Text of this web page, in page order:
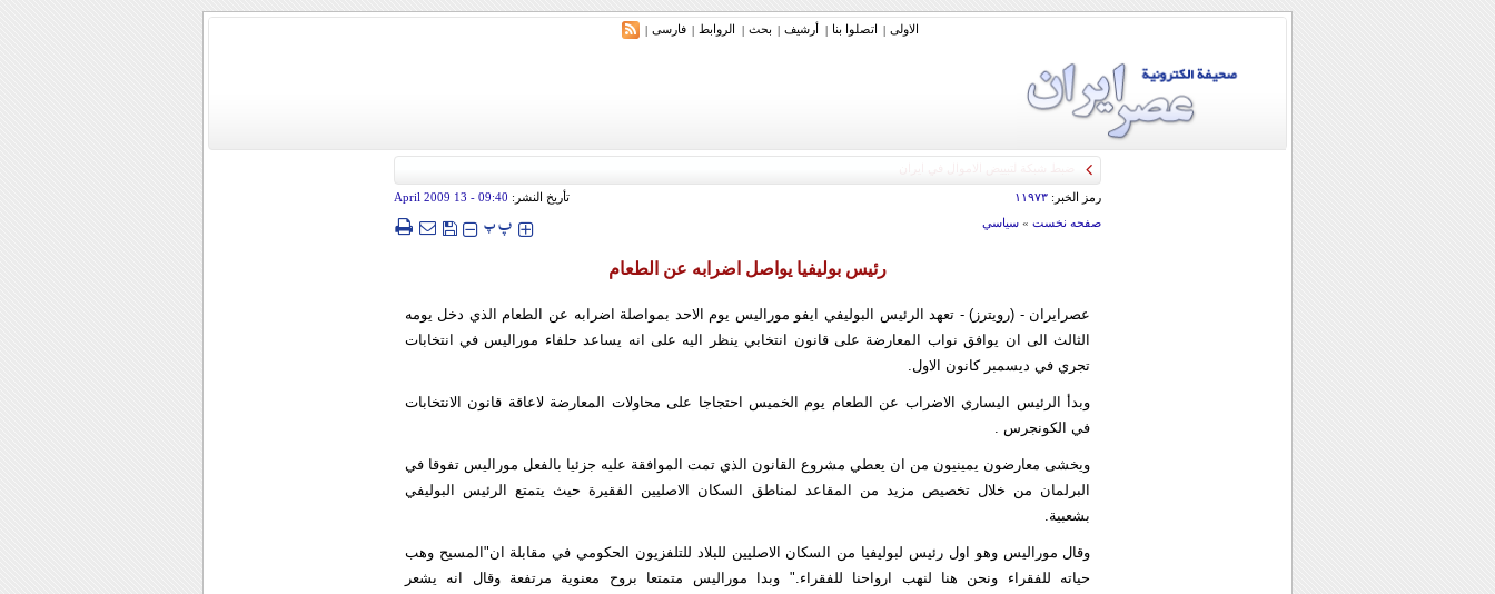
الاولی | اتصلوا بنا | أرشیف | بحث | الروابط | فارسی |
رمز الخبر: ۱۱۹۷۳ تأريخ النشر: 09:40
- 13 April 2009
صفحه نخست» سياسي ‍‍‍ پپ
رئيس بوليفيا يواصل اضرابه عن الطعام
عصرایران - (رويترز) - تعهد الرئيس البوليفي ايفو موراليس يوم الاحد بمواصلة اضرابه عن الطعام الذي دخل يومه
الثالث الى ان يوافق نواب المعارضة على قانون انتخابي ينظر اليه على انه يساعد حلفاء موراليس في انتخابات
تجري في ديسمبر كانون الاول.
وبدأ الرئيس اليساري الاضراب عن الطعام يوم الخميس احتجاجا على محاولات المعارضة لاعاقة قانون الانتخابات
في الكونجرس .
ويخشى معارضون يمينيون من ان يعطي مشروع القانون الذي تمت الموافقة عليه جزئيا بالفعل موراليس تفوقا في
البرلمان من خلال تخصيص مزيد من المقاعد لمناطق السكان الاصليين الفقيرة حيث يتمتع الرئيس البوليفي
بشعبية.
وقال موراليس وهو اول رئيس لبوليفيا من السكان الاصليين للبلاد للتلفزيون الحكومي في مقابلة ان"المسيح وهب
حياته للفقراء ونحن هنا لنهب ارواحنا للفقراء." وبدا موراليس متمتعا بروح معنوية مرتفعة وقال انه يشعر